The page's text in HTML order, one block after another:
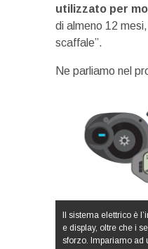
utilizzato per
di almeno 12
scaffale”.
Ne parliamo nel
Il sistema elettrico è
e display, oltre che i
sforzo. Impariamo ad